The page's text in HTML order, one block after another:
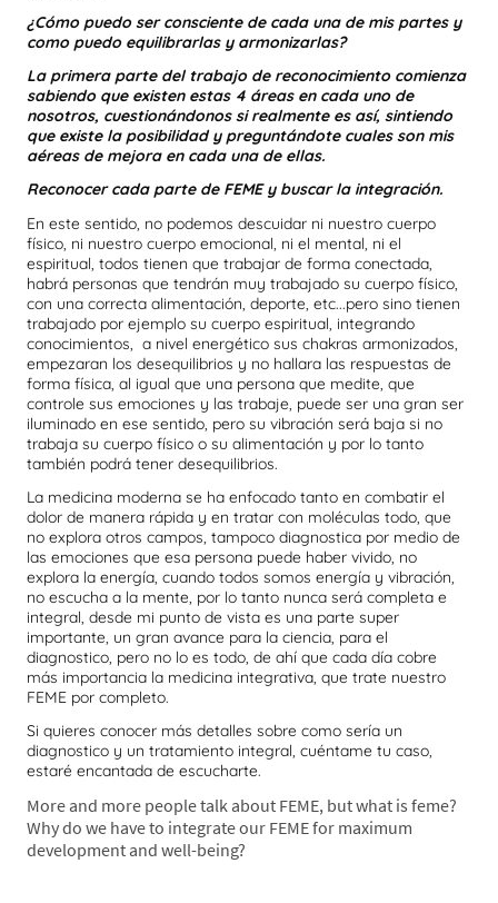
¿Cómo puedo ser consciente de cada una de mis partes y
como puedo equilibrarlas y armonizarlas?
La primera parte del trabajo de reconocimiento comienza
sabiendo que existen estas 4 áreas en cada uno de
nosotros, cuestionándonos si realmente es así, sintiendo
que existe la posibilidad y preguntándote cuales son mis
aéreas de mejora en cada una de ellas.
Reconocer cada parte de FEME y buscar la integración.
En este sentido, no podemos descuidar ni nuestro cuerpo
físico, ni nuestro cuerpo emocional, ni el mental, ni el
espiritual, todos tienen que trabajar de forma conectada,
habrá personas que tendrán muy trabajado su cuerpo físico,
con una correcta alimentación, deporte, etc...pero sino tienen
trabajado por ejemplo su cuerpo espiritual, integrando
conocimientos, a nivel energético sus chakras armonizados,
empezaran los desequilibrios y no hallara las respuestas de
forma física, al igual que una persona que medite, que
controle sus emociones y las trabaje, puede ser una gran ser
iluminado en ese sentido, pero su vibración será baja si no
trabaja su cuerpo físico o su alimentación y por lo tanto
también podrá tener desequilibrios.
La medicina moderna se ha enfocado tanto en combatir el
dolor de manera rápida y en tratar con moléculas todo, que
no explora otros campos, tampoco diagnostica por medio de
las emociones que esa persona puede haber vivido, no
explora la energía, cuando todos somos energía y vibración,
no escucha a la mente, por lo tanto nunca será completa e
integral, desde mi punto de vista es una parte super
importante, un gran avance para la ciencia, para el
diagnostico, pero no lo es todo, de ahí que cada día cobre
más importancia la medicina integrativa, que trate nuestro
FEME por completo.
Si quieres conocer más detalles sobre como sería un
diagnostico y un tratamiento integral, cuéntame tu caso,
estaré encantada de escucharte.
More and more people talk about FEME, but what is feme?
Why do we have to integrate our FEME for maximum
development and well-being?